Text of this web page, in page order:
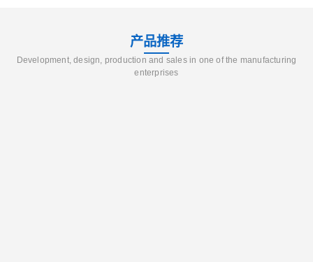
产品推荐
Development, design, production and sales in one of the manufacturing
enterprises